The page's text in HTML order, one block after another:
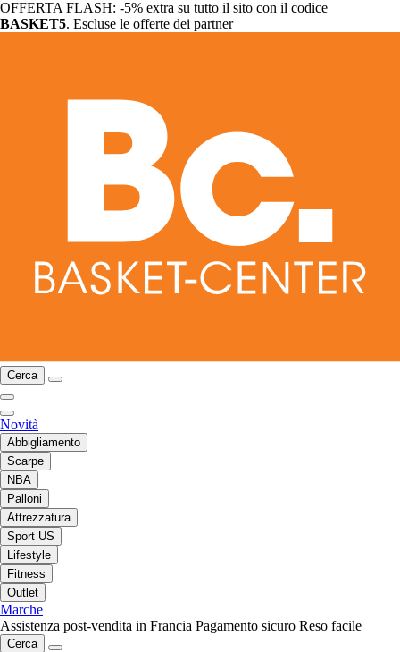
OFFERTA FLASH: -5% extra su tutto il sito con il codice
BASKET5. Escluse le offerte dei partner
Cerca
Novità
Abbigliamento
Scarpe
NBA
Palloni
Attrezzatura
Sport US
Lifestyle
Fitness
Outlet
Marche
Assistenza post-vendita in Francia Pagamento sicuro Reso facile
Cerca